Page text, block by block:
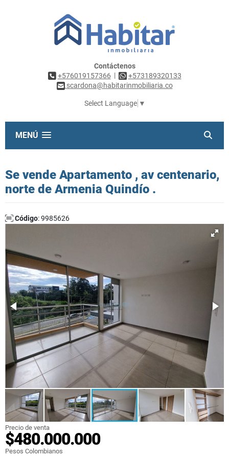
Contáctenos
+576019157366 |
+573189320133
scardona@habitarinmobiliaria.co
Select Language ▼
MENÚ
Se vende Apartamento , av centenario,
norte de Armenia Quindío .
Código: 9985626
Precio de venta
$480.000.000
Pesos Colombianos